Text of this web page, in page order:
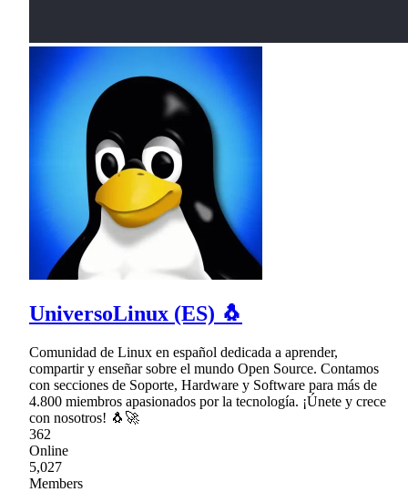
UniversoLinux (ES) 🐧
Comunidad de Linux en español dedicada a aprender,
compartir y enseñar sobre el mundo Open Source. Contamos
con secciones de Soporte, Hardware y Software para más de
4.800 miembros apasionados por la tecnología. ¡Únete y crece
con nosotros! 🐧🚀
362
Online
5,027
Members